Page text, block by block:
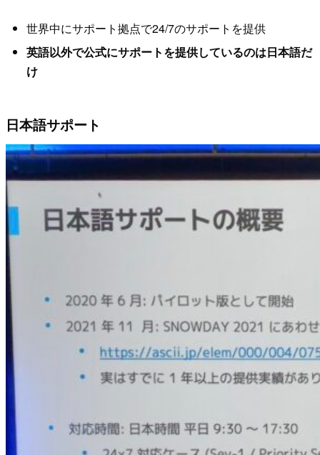
世界中にサポート拠点で24/7のサポートを提供
英語以外で公式にサポートを提供しているのは日本語だ
け
日本語サポート